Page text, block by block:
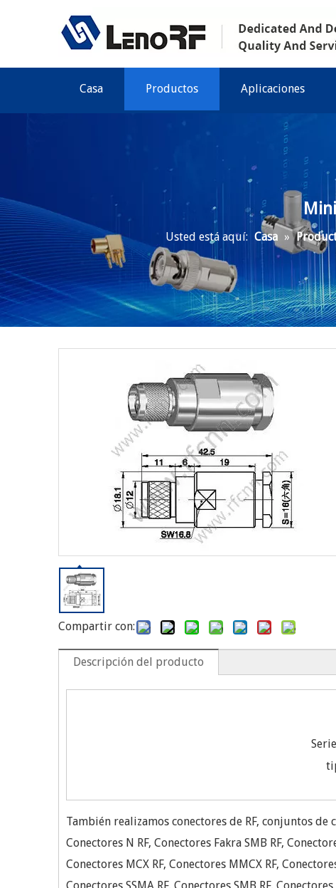
Casa Productos Aplicaciones
Usted está aquí: Casa »
Compartir con:
Descripción del producto
También realizamos conectores de RF, conjuntos de
Conectores N RF, Conectores Fakra SMB RF,
Conectores MCX RF, Conectores MMCX RF,